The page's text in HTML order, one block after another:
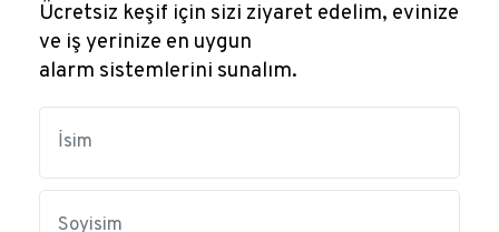
Ücretsiz keşif için sizi ziyaret edelim, evinize
ve iş yerinize en uygun
alarm sistemlerini sunalım.